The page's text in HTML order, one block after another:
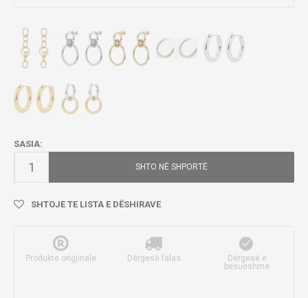
SASIA:
SHTO NË SHPORTË
SHTOJE TE LISTA E DËSHIRAVE
Produkte origjinale Dërgesë falas
Dërgesë e
besueshme